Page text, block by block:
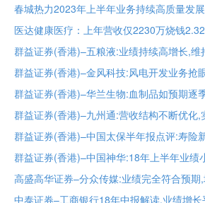
春城热力2023年上半年业务持续高质量发展